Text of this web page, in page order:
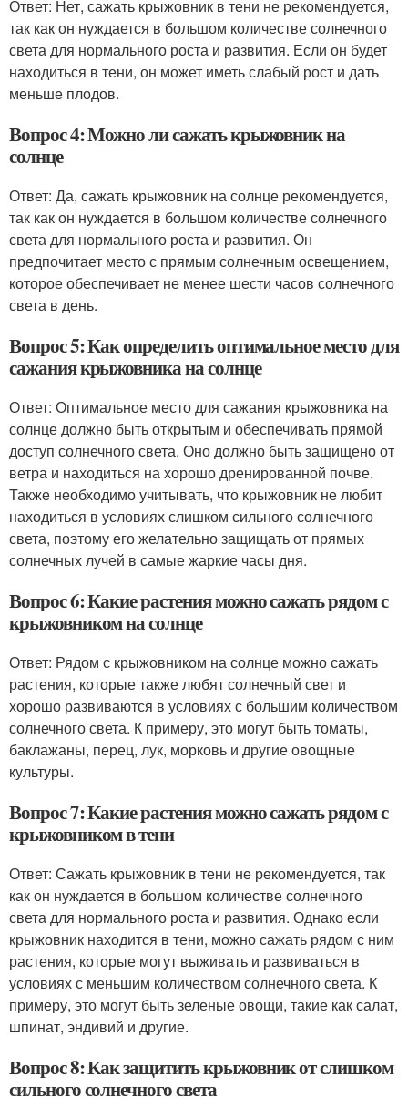
Ответ: Нет, сажать крыжовник в тени не рекомендуется,
так как он нуждается в большом количестве солнечного
света для нормального роста и развития. Если он будет
находиться в тени, он может иметь слабый рост и дать
меньше плодов.
Вопрос 4: Можно ли сажать крыжовник на
солнце
Ответ: Да, сажать крыжовник на солнце рекомендуется,
так как он нуждается в большом количестве солнечного
света для нормального роста и развития. Он
предпочитает место с прямым солнечным освещением,
которое обеспечивает не менее шести часов солнечного
света в день.
Вопрос 5: Как определить оптимальное место для
сажания крыжовника на солнце
Ответ: Оптимальное место для сажания крыжовника на
солнце должно быть открытым и обеспечивать прямой
доступ солнечного света. Оно должно быть защищено от
ветра и находиться на хорошо дренированной почве.
Также необходимо учитывать, что крыжовник не любит
находиться в условиях слишком сильного солнечного
света, поэтому его желательно защищать от прямых
солнечных лучей в самые жаркие часы дня.
Вопрос 6: Какие растения можно сажать рядом с
крыжовником на солнце
Ответ: Рядом с крыжовником на солнце можно сажать
растения, которые также любят солнечный свет и
хорошо развиваются в условиях с большим количеством
солнечного света. К примеру, это могут быть томаты,
баклажаны, перец, лук, морковь и другие овощные
культуры.
Вопрос 7: Какие растения можно сажать рядом с
крыжовником в тени
Ответ: Сажать крыжовник в тени не рекомендуется, так
как он нуждается в большом количестве солнечного
света для нормального роста и развития. Однако если
крыжовник находится в тени, можно сажать рядом с ним
растения, которые могут выживать и развиваться в
условиях с меньшим количеством солнечного света. К
примеру, это могут быть зеленые овощи, такие как салат,
шпинат, эндивий и другие.
Вопрос 8: Как защитить крыжовник от слишком
сильного солнечного света